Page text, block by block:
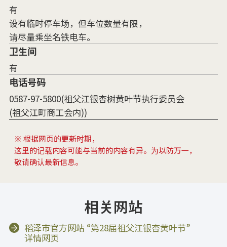
有
设有临时停车场，但车位数量有限，
请尽量乘坐名铁电车。
卫生间
有
电话号码
0587-97-5800(祖父江银杏树黄叶节执行委员会
(祖父江町商工会内))
※ 根据网页的更新时期，
这里的记载内容可能与当前的内容有异。为以防万一，
敬请确认最新信息。
相关网站
稻泽市官方网站 “第28届祖父江银杏黄叶节”
详情网页